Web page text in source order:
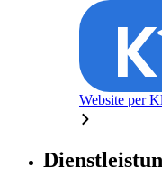
Website per